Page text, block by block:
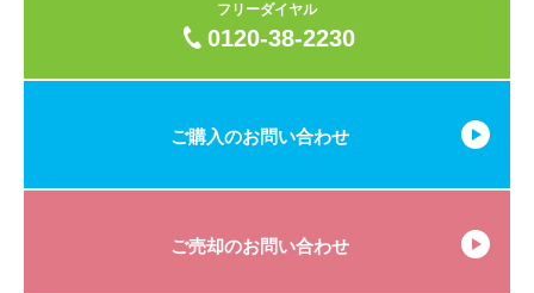
フリーダイヤル
0120-38-2230
ご購入のお問い合わせ
ご売却のお問い合わせ